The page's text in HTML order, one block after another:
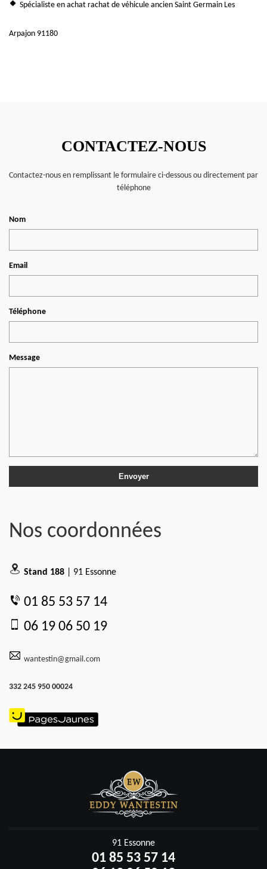
Spécialiste en achat rachat de véhicule ancien Saint Germain Les
Arpajon 91180
CONTACTEZ-NOUS
Contactez-nous en remplissant le formulaire ci-dessous ou directement par
téléphone
Nom
Email
Téléphone
Message
Nos coordonnées
Stand 188 | 91 Essonne
01 85 53 57 14
06 19 06 50 19
wantestin@gmail.com
332 245 950 00024
91 Essonne
01 85 53 57 14